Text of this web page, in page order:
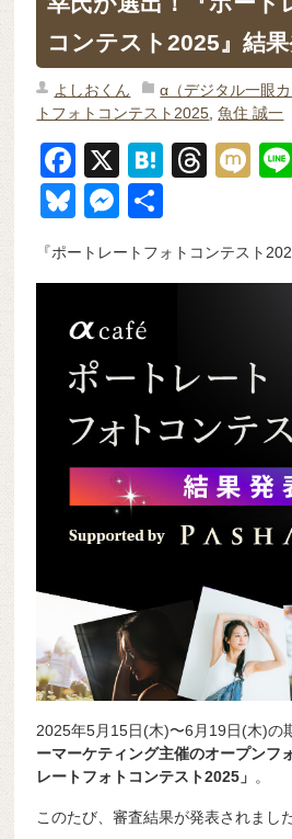
コンテスト2025』結
よしおくん α（デジタル一眼カ
トフォトコンテスト2025 ,魚住 誠一
F
a
c
e
o
o
k
X
H
n
T
a
M
Bl
e
y
M
ss
n
g
er
『ポートレートフォトコンテスト
2025年5月15日(木)〜6月19日(木)の
ーマーケティング主催のオープンフ
レートフォトコンテスト2025」 。
このたび、審査結果が発表されまし